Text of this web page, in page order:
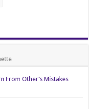
From Other’s Mistakes